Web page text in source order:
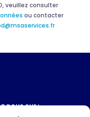
veuillez consulter
ou contacter
nous sur :